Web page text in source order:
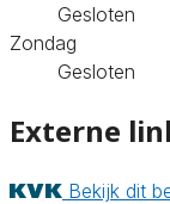
Gesloten
Zondag
Gesloten
Externe
Bekijk dit